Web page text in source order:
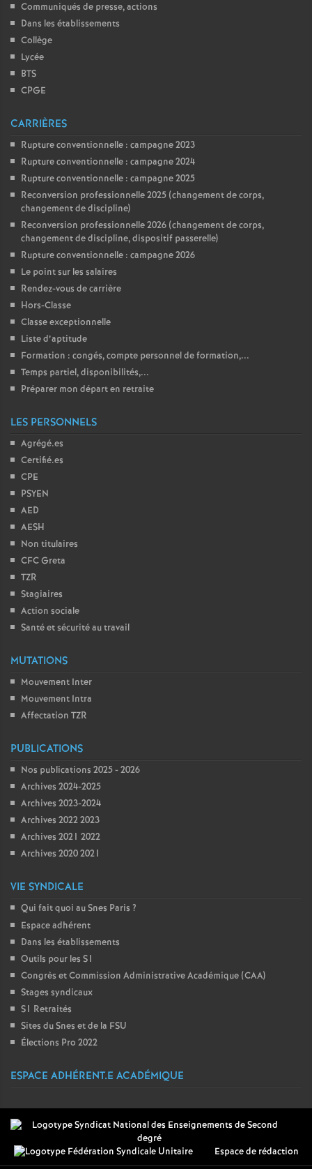
Communiqués de presse, actions
Dans les établissements
Collège
Lycée
BTS
CPGE
CARRIÈRES
Rupture conventionnelle : campagne 2023
Rupture conventionnelle : campagne 2024
Rupture conventionnelle : campagne 2025
Reconversion professionnelle 2025 (changement de corps,
changement de discipline)
Reconversion professionnelle 2026 (changement de corps,
changement de discipline, dispositif passerelle)
Rupture conventionnelle : campagne 2026
Le point sur les salaires
Rendez-vous de carrière
Hors-Classe
Classe exceptionnelle
Liste d’aptitude
Formation : congés, compte personnel de formation,...
Temps partiel, disponibilités,...
Préparer mon départ en retraite
LES PERSONNELS
Agrégé.es
Certifié.es
CPE
PSYEN
AED
AESH
Non titulaires
CFC Greta
TZR
Stagiaires
Action sociale
Santé et sécurité au travail
MUTATIONS
Mouvement Inter
Mouvement Intra
Affectation TZR
PUBLICATIONS
Nos publications 2025 - 2026
Archives 2024-2025
Archives 2023-2024
Archives 2022 2023
Archives 2021 2022
Archives 2020 2021
VIE SYNDICALE
Qui fait quoi au Snes Paris ?
Espace adhérent
Dans les établissements
Outils pour les S1
Congrès et Commission Administrative Académique (CAA)
Stages syndicaux
S1 Retraités
Sites du Snes et de la FSU
Élections Pro 2022
ESPACE ADHÉRENT.E ACADÉMIQUE
Espace de rédaction